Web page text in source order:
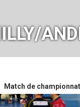
Match de championnat